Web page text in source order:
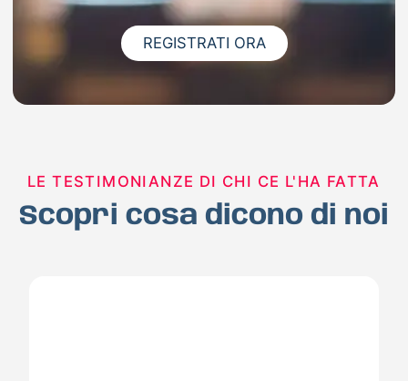
REGISTRATI ORA
LE TESTIMONIANZE DI CHI CE L'HA FATTA
Scopri cosa dicono di noi